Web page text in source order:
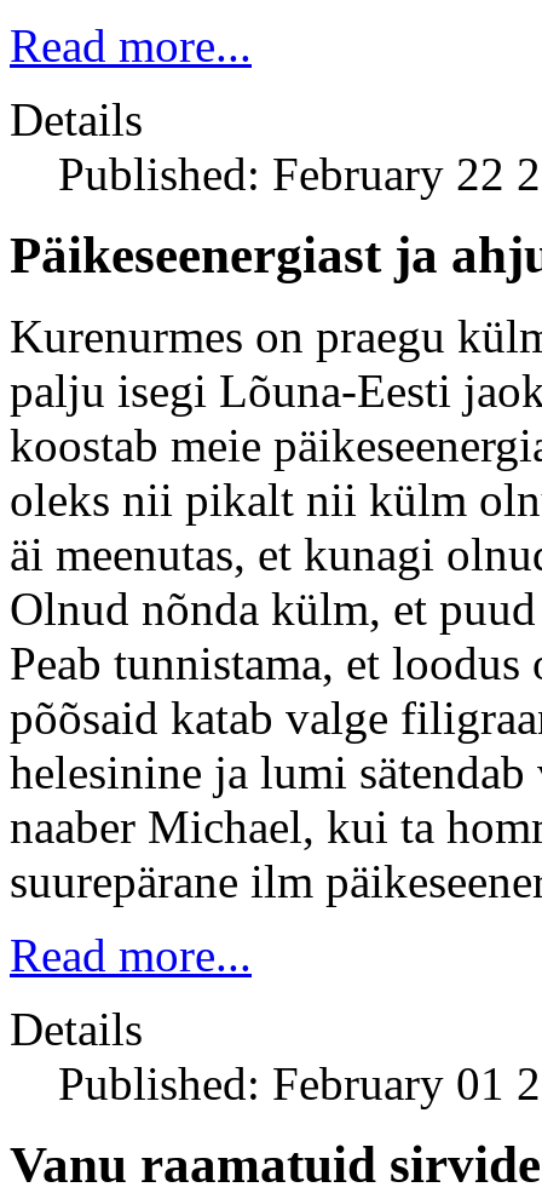
Read more...
Details
Published: February 22
Päikeseenergiast ja
Kurenurmes on praegu
palju isegi Lõuna-Eesti
koostab meie
oleks nii pikalt nii külm
äi meenutas, et kunagi
Olnud nõnda külm, et
Peab tunnistama, et
põõsaid katab valge
helesinine ja lumi
naaber Michael, kui ta
suurepärane ilm
Read more...
Details
Published: February 01
Vanu raamatuid